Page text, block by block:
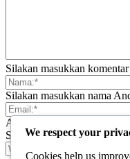
Silakan masukkan
Silakan masukkan nama
Anda telah memasukkan
Silakan masukkan alamat
We respect your
Cookies help us